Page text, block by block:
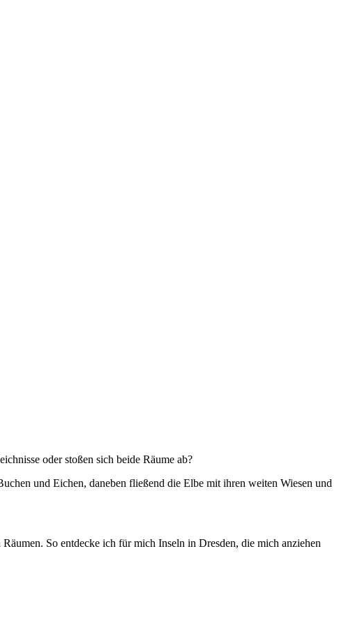
oder stoßen sich beide Räume ab?
und Eichen, daneben fließend die Elbe mit ihren weiten Wiesen und
So entdecke ich für mich Inseln in Dresden, die mich anziehen